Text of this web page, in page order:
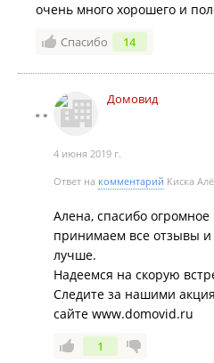
очень много хорошего и
Спасибо 14
Домовид
4 июня 2019 г.
Ответ на комментарий Киска
Алена, спасибо
принимаем все отзывы и
лучше.
Надеемся на скорую
Следите за нашими
сайте www.domovid.ru
1